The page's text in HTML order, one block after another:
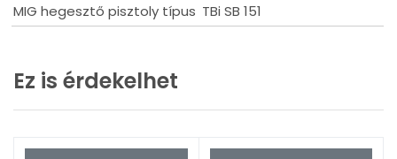
MIG hegesztő pisztoly típus TBi SB 151
Ez is érdekelhet